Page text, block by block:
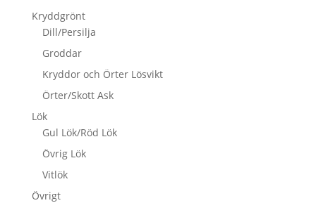
Kryddgrönt
Dill/Persilja
Groddar
Kryddor och Örter Lösvikt
Örter/Skott Ask
Lök
Gul Lök/Röd Lök
Övrig Lök
Vitlök
Övrigt